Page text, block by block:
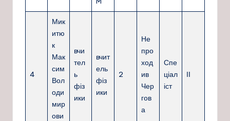
4
Мик
итю
к
Мак
сим
Вол
оди
мир
ови
вчи
тел
ь
фіз
ики
вчит
ель
фіз
ики
2
Не
про
ход
ив
Чер
гов
а
Спе
ціал
іст
ІІ